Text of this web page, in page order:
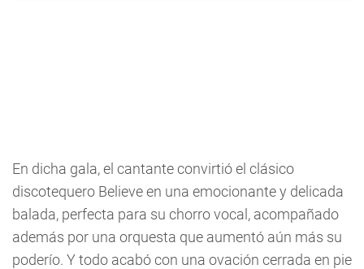
En dicha gala, el cantante convirtió el clásico
discotequero Believe en una emocionante y delicada
balada, perfecta para su chorro vocal, acompañado
además por una orquesta que aumentó aún más su
poderío. Y todo acabó con una ovación cerrada en pie